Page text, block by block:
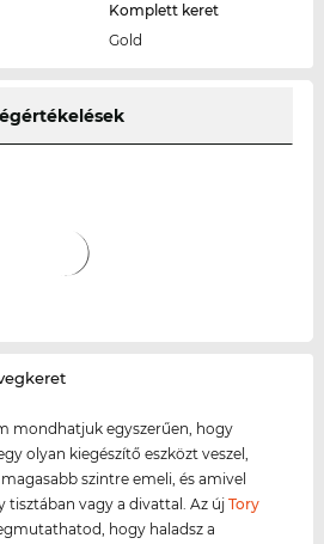
Komplett keret
Gold
mondhatjuk egyszerűen, hogy
olyan kiegészítő eszközt veszel,
szintre emeli, és amivel
vagy a divattal. Az újTory
hogy haladsz a